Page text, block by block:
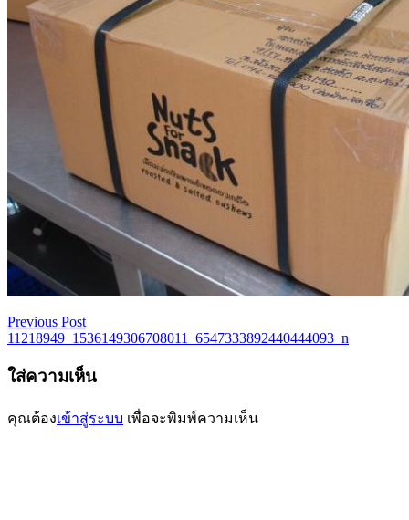
เมนู
นำทาง
Previous Post
11218949_1536149306708011_6547333892440444093_n
ใส่ความเห็น
คุณต้องเข้าสู่ระบบ เพื่อจะพิมพ์ความเห็น